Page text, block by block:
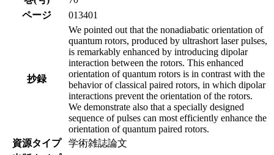
ページ
013401
抄録
We pointed out that the nonadiabatic orientation of
quantum rotors, produced by ultrashort laser pulses,
is remarkably enhanced by introducing dipolar
interaction between the rotors. This enhanced
orientation of quantum rotors is in contrast with the
behavior of classical paired rotors, in which dipolar
interactions prevent the orientation of the rotors.
We demonstrate also that a specially designed
sequence of pulses can most efficiently enhance the
orientation of quantum paired rotors.
資源タイプ
学術雑誌論文